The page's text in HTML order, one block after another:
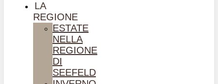
LA
REGIONE
ESTATE
NELLA
REGIONE
DI
SEEFELD